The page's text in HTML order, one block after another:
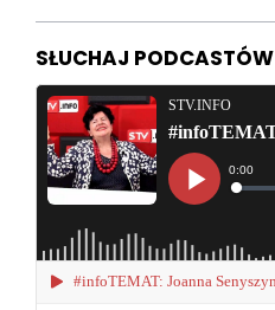
SŁUCHAJ PODCASTÓW